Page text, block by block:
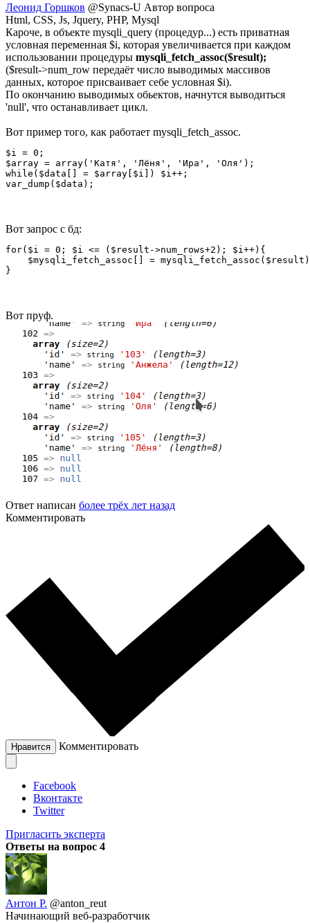
Леонид Горшков @Synacs-U Автор вопроса
Html, CSS, Js, Jquery, PHP, Mysql
Кароче, в объекте mysqli_query (процедур...) есть приватная
условная переменная $i, которая увеличивается при каждом
использовании процедуры mysqli_fetch_assoc($result);
($result->num_row передаёт число выводимых массивов
данных, которое присваивает себе условная $i).
По окончанию выводимых обьектов, начнутся выводиться
'null', что останавливает цикл.
Вот пример того, как работает mysqli_fetch_assoc.
$i = 0;
$array = array('Катя', 'Лёня', 'Ира', 'Оля');
while($data[] = $array[$i]) $i++;
var_dump($data);
Вот запрос с бд:
for($i = 0; $i <= ($result->num_rows+2); $i++){
$mysqli_fetch_assoc[] =
}
Вот пруф.
Ответ написан более трёх лет назад
Комментировать
Нравится Комментировать
Facebook
Вконтакте
Twitter
Пригласить эксперта
Ответы на вопрос 4
Антон Р. @anton_reut
Начинающий веб-разработчик